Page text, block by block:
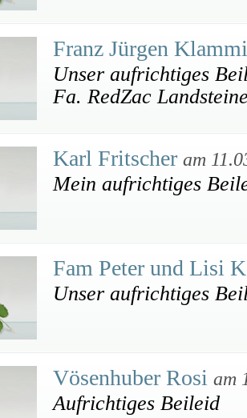
Franz Jürgen
Unser aufrichtiges
Fa. RedZac
Karl Fritscher am
Mein aufrichtiges
Fam Peter und Lisi
Unser aufrichtiges
Vösenhuber Rosi am
Aufrichtiges Beileid